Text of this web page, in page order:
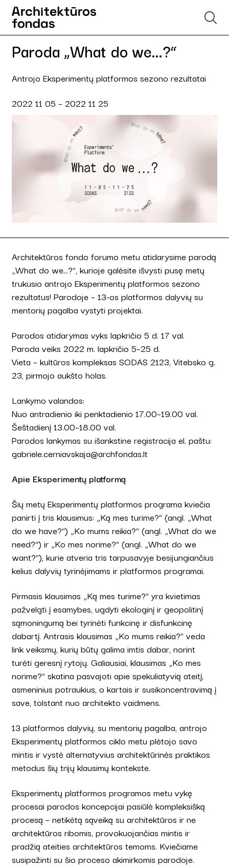
Paroda „What do we...?“
Antrojo Eksperimentų platformos sezono rezultatai
2022 11 05 – 2022 11 25
Architektūros fondo forumo metu atidarysime parodą
„What do we…?“, kurioje galėsite išvysti pusę metų
trukusio antrojo Eksperimentų platformos sezono
rezultatus! Parodoje – 13-os platformos dalyvių su
mentorių pagalba vystyti projektai.
Parodos atidarymas vyks lapkričio 5 d. 17 val.
Paroda veiks 2022 m. lapkričio 5–25 d.
Vieta – kultūros kompleksas SODAS 2123, Vitebsko g.
23, pirmojo aukšto holas.
Lankymo valandos:
Nuo antradienio iki penktadienio 17.00–19.00 val.
Šeštadienį 13.00–18.00 val.
Parodos lankymas su išankstine registracija el. paštu:
gabriele.cerniavskaja@archfondas.lt
Apie Eksperimentų platformą
Šių metų Eksperimentų platformos programa kviečia
panirti į tris klausimus: „Ką mes turime?“ (angl. „What
do we have?“) „Ko mums reikia?“ (angl. „What do we
need?“) ir „Ko mes norime?“ (angl. „What do we
want?“), kurie atveria tris tarpusavyje besijungiančius
kelius dalyvių tyrinėjimams ir platformos programai.
Pirmasis klausimas „Ką mes turime?“ yra kvietimas
pažvelgti į esamybes, ugdyti ekologinį ir geopolitinį
sąmoningumą bei tyrinėti funkcinę ir disfunkcinę
dabartį. Antrasis klausimas „Ko mums reikia?“ veda
link veiksmų, kurių būtų galima imtis dabar, norint
turėti geresnį rytojų. Galiausiai, klausimas „Ko mes
norime?“ skatina pasvajoti apie spekuliatyvią ateitį,
asmeninius potraukius, o kartais ir susikoncentravimą į
save, tolstant nuo architekto vaidmens.
13 platformos dalyvių, su mentorių pagalba, antrojo
Eksperimentų platformos ciklo metu plėtojo savo
mintis ir vystė alternatyvius architektūrinės praktikos
metodus šių trijų klausimų kontekste.
Eksperimentų platformos programos metu vykę
procesai parodos koncepcijai pasiūlė kompleksišką
procesą – netikėtą sąveiką su architektūros ir ne
architektūros ribomis, provokuojančias mintis ir
pradžią ateities architektūros temoms. Kviečiame
susipažinti su šio proceso akimirkomis parodoje.